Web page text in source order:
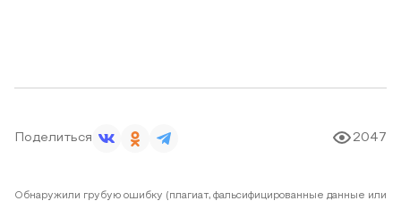
Поделиться 2047
Обнаружили грубую ошибку (плагиат, фальсифицированные данные или